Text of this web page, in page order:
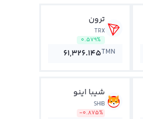
ترون
TRX
0.579%
61,326.145TMN
شیبا اینو
SHIB
-0.875%